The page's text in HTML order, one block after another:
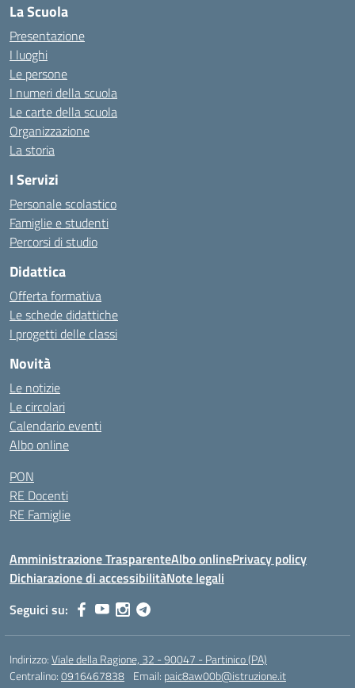
La Scuola
Presentazione
I luoghi
Le persone
I numeri della scuola
Le carte della scuola
Organizzazione
La storia
I Servizi
Personale scolastico
Famiglie e studenti
Percorsi di studio
Didattica
Offerta formativa
Le schede didattiche
I progetti delle classi
Novità
Le notizie
Le circolari
Calendario eventi
Albo online
PON
RE Docenti
RE Famiglie
Amministrazione TrasparenteAlbo onlinePrivacy policy
Dichiarazione di accessibilitàNote legali
Seguici su:
Indirizzo:Viale della Ragione, 32 - 90047 - Partinico (PA)
Centralino:0916467838 Email: paic8aw00b@istruzione.it